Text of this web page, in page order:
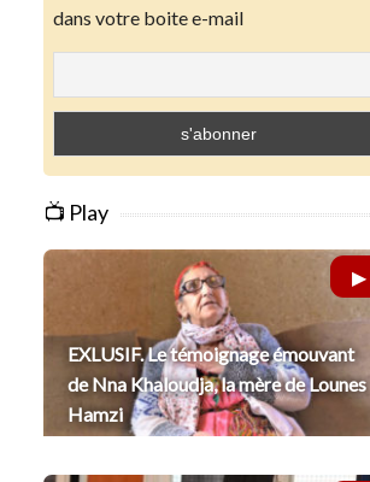
dans votre boite e-mail
📺 Play
EXLUSIF. Le témoignage émouvant
de Nna Khaloudja, la mère de Lounes
Hamzi